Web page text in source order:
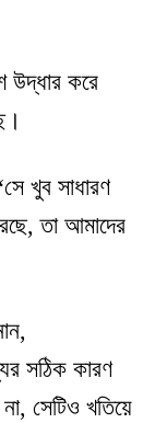
উদ্ধার করে
খুব সাধারণ
তা আমাদের
সঠিক কারণ
সেটিও খতিয়ে